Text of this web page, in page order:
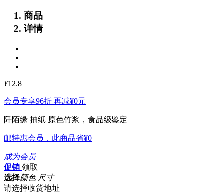
商品
详情
¥12.8
会员专享96折 再减¥0元
阡陌缘 抽纸 原色竹浆，食品级鉴定
邮特惠会员，此商品省¥0
成为会员
促销 领取
选择颜色 尺寸
请选择收货地址